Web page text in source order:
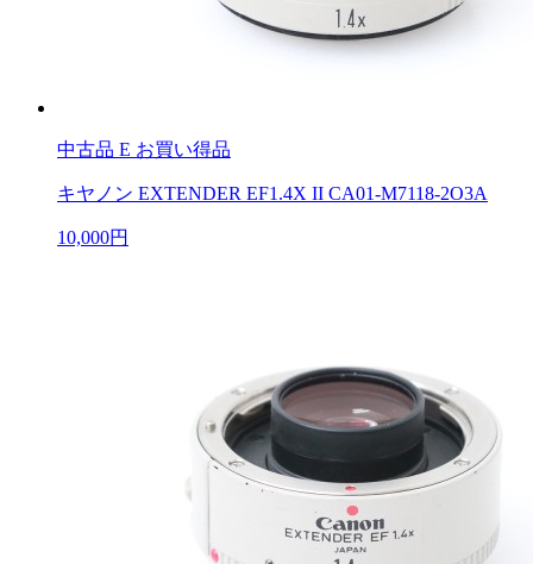
中古品 E お買い得品
キヤノン EXTENDER EF1.4X II CA01-M7118-2O3A
10,000円